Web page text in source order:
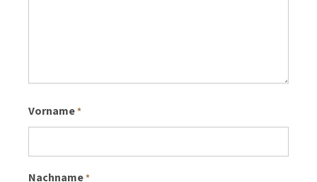
Vorname*
Nachname*